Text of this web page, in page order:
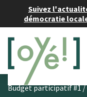
Suivez
démocratie
Budget participatif #1/